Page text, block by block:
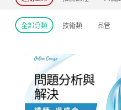
全部分類 技術類 品管